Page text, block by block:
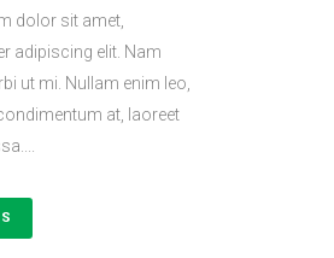
dolor sit amet,
adipiscing elit. Nam
ut mi. Nullam enim leo,
at, laoreet